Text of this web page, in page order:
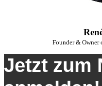
Founder & Owner
Jetzt zum